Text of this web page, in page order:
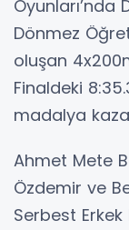
Oyunları’nda
Dönmez
oluşan
Finaldeki
madalya
Ahmet Mete
Özdemir ve
Serbest Erkek